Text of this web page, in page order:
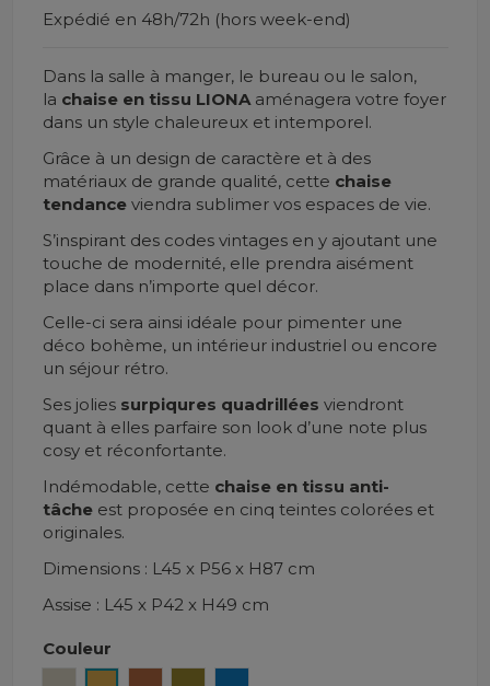
Expédié en 48h/72h (hors week-end)
Dans la salle à manger, le bureau ou le salon,
la chaise en tissu LIONAaménagera votre foyer
dans un style chaleureux et intemporel.
Grâce à un design de caractère et à des
matériaux de grande qualité, cette chaise
tendanceviendra sublimer vos espaces de vie.
S’inspirant des codes vintages en y ajoutant une
touche de modernité, elle prendra aisément
place dans n’importe quel décor.
Celle-ci sera ainsi idéale pour pimenter une
déco bohème, un intérieur industriel ou encore
un séjour rétro.
Ses jolies surpiqures quadrillées viendront
quant à elles parfaire son look d’une note plus
cosy et réconfortante.
Indémodable, cette chaise en tissu anti-
tâcheest proposée en cinq teintes colorées et
originales.
Dimensions : L45 x P56 x H87 cm
Assise : L45 x P42 x H49 cm
Couleur